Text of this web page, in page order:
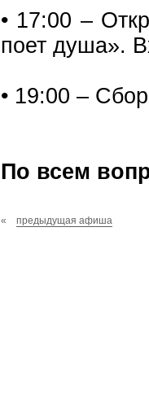
• 17:00 –
поет душа».
• 19:00 –
По всем
« предыдущая афиша